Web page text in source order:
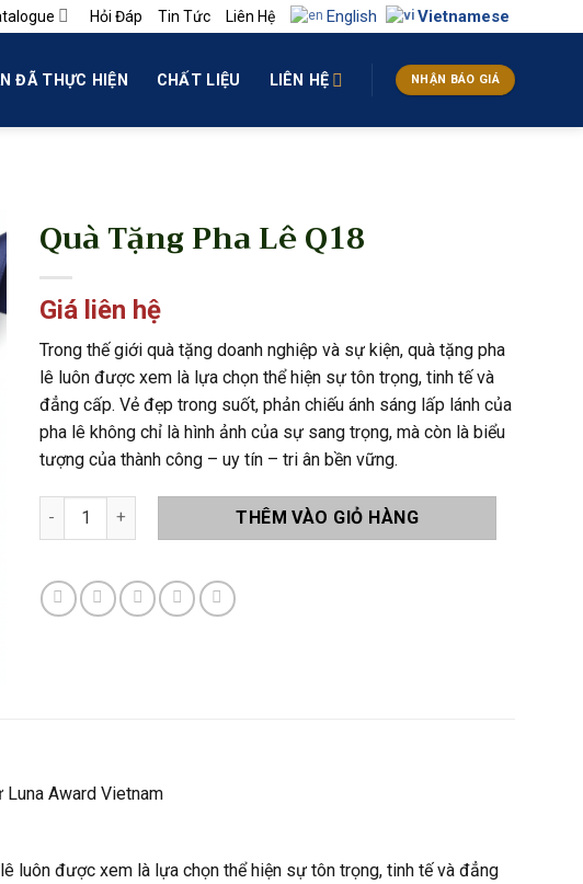
Hỏi Đáp Tin Tức Liên Hệ English Vietnamese
ĐÃ THỰC HIỆN CHẤT LIỆU LIÊN HỆ NHẬN BÁO GIÁ
Quà Tặng Pha Lê Q18
Giá liên hệ
Trong thế giới quà tặng doanh nghiệp và sự kiện, quà tặng pha
lê luôn được xem là lựa chọn thể hiện sự tôn trọng, tinh tế và
đẳng cấp. Vẻ đẹp trong suốt, phản chiếu ánh sáng lấp lánh của
pha lê không chỉ là hình ảnh của sự sang trọng, mà còn là biểu
tượng của thành công – uy tín – tri ân bền vững.
Quà Tặng Pha Lê Q18 số lượngTHÊM VÀO GIỎ HÀNG
Luna Award Vietnam
luôn được xem là lựa chọn thể hiện sự tôn trọng, tinh tế và đẳng